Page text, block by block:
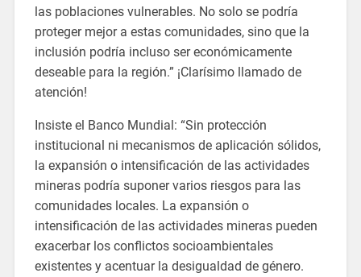
las poblaciones vulnerables. No solo se podría
proteger mejor a estas comunidades, sino que la
inclusión podría incluso ser económicamente
deseable para la región.” ¡Clarísimo llamado de
atención!
Insiste el Banco Mundial: “Sin protección
institucional ni mecanismos de aplicación sólidos,
la expansión o intensificación de las actividades
mineras podría suponer varios riesgos para las
comunidades locales. La expansión o
intensificación de las actividades mineras pueden
exacerbar los conflictos socioambientales
existentes y acentuar la desigualdad de género.